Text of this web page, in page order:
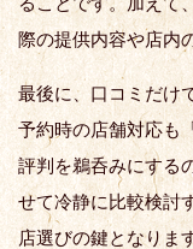
際の提供内容や店内
最後に、口コミだけ
予約時の店舗対応も
評判を鵜呑みにする
せて冷静に比較検討
店選びの鍵となりま